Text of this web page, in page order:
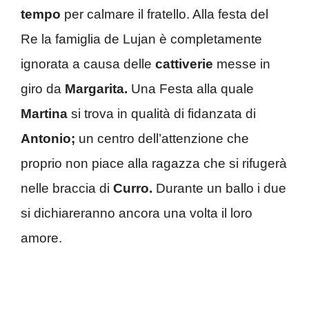
tempo per calmare il fratello. Alla festa del
Re la famiglia de Lujan è completamente
ignorata a causa delle cattiverie messe in
giro da Margarita. Una Festa alla quale
Martina si trova in qualità di fidanzata di
Antonio; un centro dell’attenzione che
proprio non piace alla ragazza che si rifugerà
nelle braccia di Curro. Durante un ballo i due
si dichiareranno ancora una volta il loro
amore.